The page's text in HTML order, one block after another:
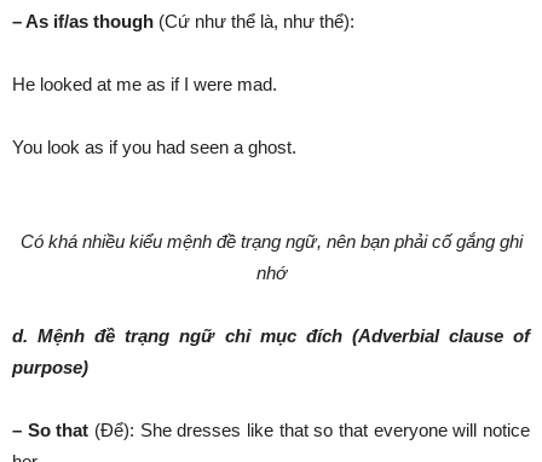
– As if/as though (Cứ như thể là, như thể):
He looked at me as if I were mad.
You look as if you had seen a ghost.
Có khá nhiều kiểu mệnh đề trạng ngữ, nên bạn phải cố gắng ghi
nhớ
d. Mệnh đề trạng ngữ chỉ mục đích (Adverbial clause of
purpose)
– So that (Để): She dresses like that so that everyone will notice